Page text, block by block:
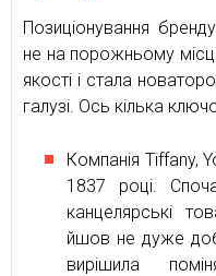
Позиціонування
не на порожньому
якості і стала
галузі. Ось кілька
Компанія Tiffany,
1837 році.
канцелярські
йшов не дуже
вирішила